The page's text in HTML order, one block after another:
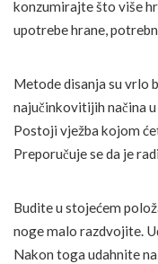
konzumirajte što više
upotrebe hrane,
Metode disanja su vrlo
najučinkovitijih načina
Postoji vježba kojom
Preporučuje se da je
Budite u stojećem
noge malo razdvojite.
Nakon toga udahnite